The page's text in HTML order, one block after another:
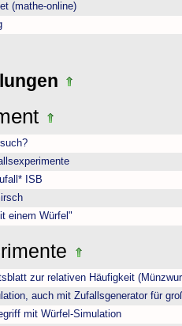
(mathe-online)
ISB
einem Würfel"
zur relativen Häufigkeit
auch mit Zufallsgenerator für
mit Würfel-Simulation